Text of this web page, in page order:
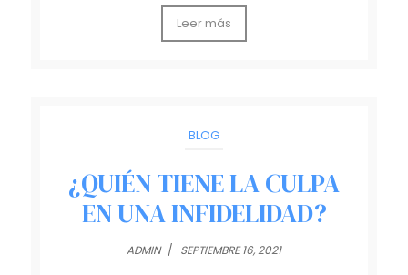
Leer más
BLOG
¿QUIÉN TIENE LA CULPA
EN UNA INFIDELIDAD?
ADMIN / SEPTIEMBRE 16, 2021